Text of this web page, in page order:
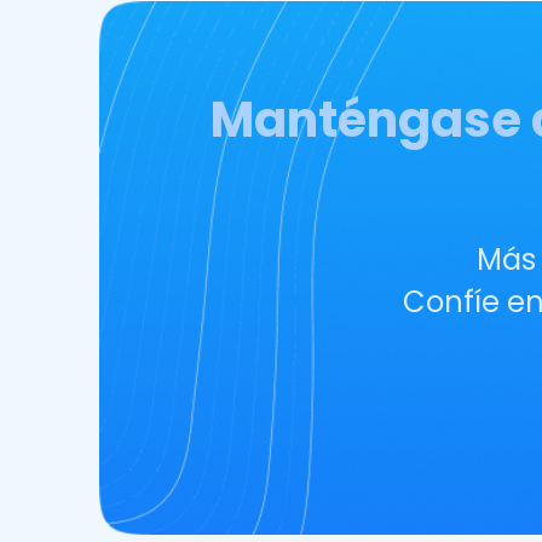
Manténgase
Confíe